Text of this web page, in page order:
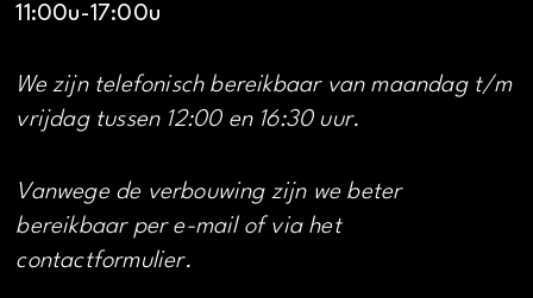
11:00u-17:00u
We zijn telefonisch bereikbaar van maandag t/m
vrijdag tussen 12:00 en 16:30 uur.
Vanwege de verbouwing zijn we beter
bereikbaar per e-mail of via het
contactformulier.